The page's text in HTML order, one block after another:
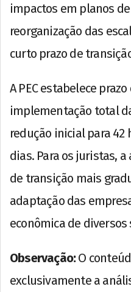
impactos em planos
reorganização das
curto prazo de
A PEC estabelece
implementação total
redução inicial para 42
dias. Para os juristas,
de transição mais
adaptação das
econômica de diversos
Observação:O
exclusivamente a